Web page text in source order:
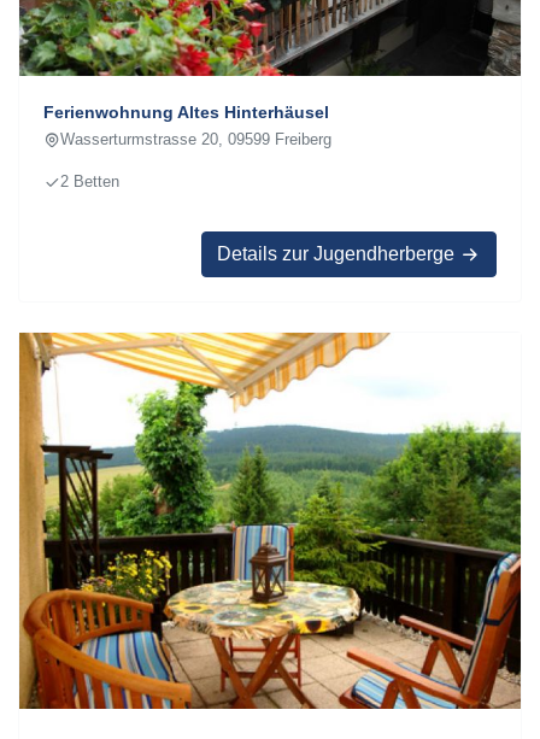
Ferienwohnung Altes Hinterhäusel
Wasserturmstrasse 20, 09599 Freiberg
2 Betten
Details zur Jugendherberge